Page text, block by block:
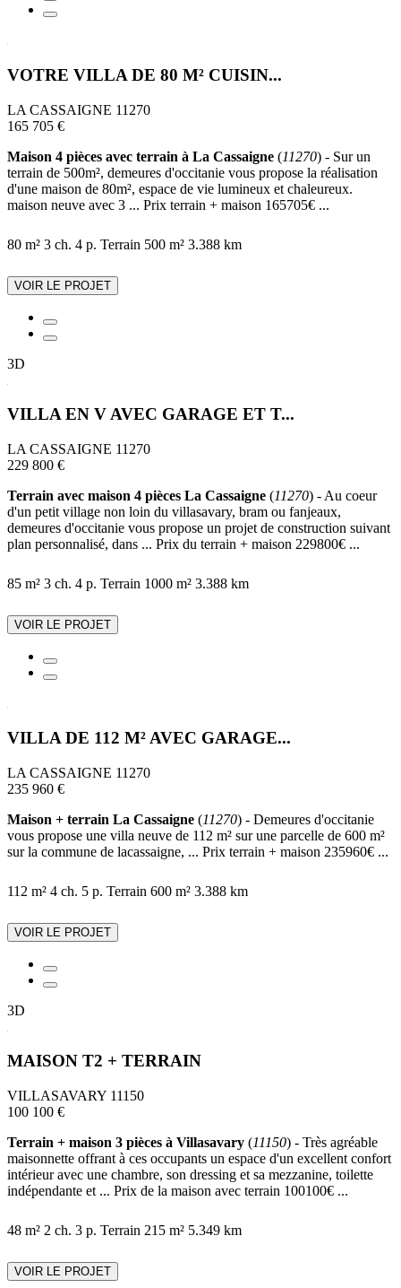
VOTRE VILLA DE 80 M² CUISIN...
LA CASSAIGNE 11270
165 705 €
Maison 4 pièces avec terrain à La Cassaigne (11270) - Sur un
terrain de 500m², demeures d'occitanie vous propose la réalisation
d'une maison de 80m², espace de vie lumineux et chaleureux.
maison neuve avec 3 ... Prix terrain + maison 165705€ ...
80 m² 3 ch. 4 p. Terrain 500 m² 3.388 km
VOIR LE PROJET
3D
VILLA EN V AVEC GARAGE ET T...
LA CASSAIGNE 11270
229 800 €
Terrain avec maison 4 pièces La Cassaigne (11270) - Au coeur
d'un petit village non loin du villasavary, bram ou fanjeaux,
demeures d'occitanie vous propose un projet de construction suivant
plan personnalisé, dans ... Prix du terrain + maison 229800€ ...
85 m² 3 ch. 4 p. Terrain 1000 m² 3.388 km
VOIR LE PROJET
VILLA DE 112 M² AVEC GARAGE...
LA CASSAIGNE 11270
235 960 €
Maison + terrain La Cassaigne (11270) - Demeures d'occitanie
vous propose une villa neuve de 112 m² sur une parcelle de 600 m²
sur la commune de lacassaigne, ... Prix terrain + maison 235960€ ...
112 m² 4 ch. 5 p. Terrain 600 m² 3.388 km
VOIR LE PROJET
3D
MAISON T2 + TERRAIN
VILLASAVARY 11150
100 100 €
Terrain + maison 3 pièces à Villasavary (11150) - Très agréable
maisonnette offrant à ces occupants un espace d'un excellent confort
intérieur avec une chambre, son dressing et sa mezzanine, toilette
indépendante et ... Prix de la maison avec terrain 100100€ ...
48 m² 2 ch. 3 p. Terrain 215 m² 5.349 km
VOIR LE PROJET